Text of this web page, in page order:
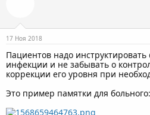
17 Ноя 2018
Пациентов надо
инфекции и не забывать о
коррекции его уровня при
Это пример памятки для больного: